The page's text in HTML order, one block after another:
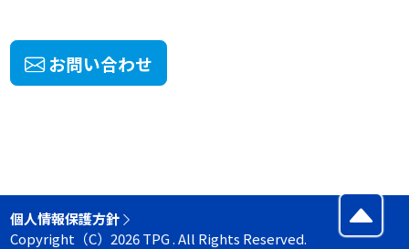
お問い合わせ
個人情報保護方針
Copyright（C）2026 TPG . All Rights Reserved.